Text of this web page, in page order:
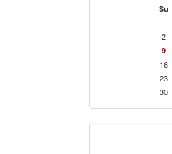
Su
2
9
16
23
30